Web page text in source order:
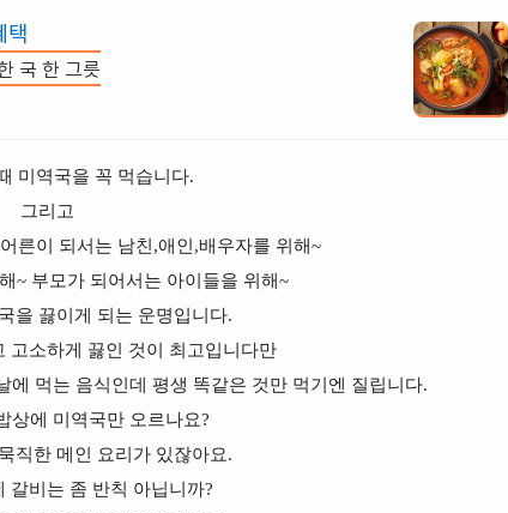
택
국 한 그릇
미역국을 꼭 먹습니다.
그리고
른이 되서는 남친,애인,배우자를 위해~
~ 부모가 되어서는 아이들을 위해~
을 끓이게 되는 운명입니다.
고소하게 끓인 것이 최고입니다만
먹는 음식인데 평생 똑같은 것만 먹기엔 질립니다.
상에 미역국만 오르나요?
직한 메인 요리가 있잖아요.
갈비는 좀 반칙 아닙니까?